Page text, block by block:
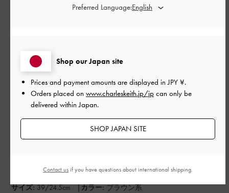
可愛いけど硬くて靴擦れしやす
い
デザインはすごくいいです。値段の割に高そうに見えるし色合
いも素敵、ヒールの太さもいい感じです。
にぴったりサイズじゃないとうまくいかないかもしれません
サイズ: 39/24.5cm |カラー: ブラウン系
Shop our Japan site
Prices and payment amounts are displayed inJPY ¥.
Orders placed on www.charleskeith.jp/jp can only be
delivered within Japan.
SHOP JAPAN SITE
Preferred Language:
Contact usif you have questions about international shipping.